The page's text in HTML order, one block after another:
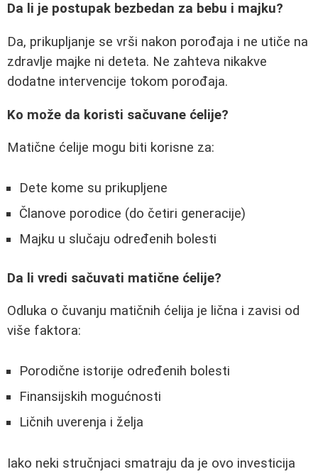
Da li je postupak bezbedan za bebu i majku?
Da, prikupljanje se vrši nakon porođaja i ne utiče na
zdravlje majke ni deteta. Ne zahteva nikakve
dodatne intervencije tokom porođaja.
Ko može da koristi sačuvane ćelije?
Matične ćelije mogu biti korisne za:
Dete kome su prikupljene
Članove porodice (do četiri generacije)
Majku u slučaju određenih bolesti
Da li vredi sačuvati matične ćelije?
Odluka o čuvanju matičnih ćelija je lična i zavisi od
više faktora:
Porodične istorije određenih bolesti
Finansijskih mogućnosti
Ličnih uverenja i želja
Iako neki stručnjaci smatraju da je ovo investicija